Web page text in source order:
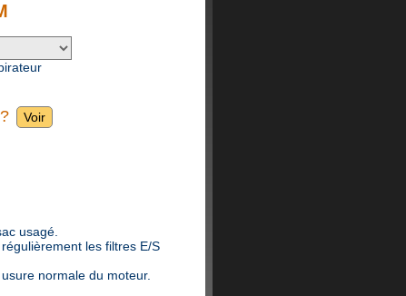
usagé.
les filtres E/S
normale du moteur.